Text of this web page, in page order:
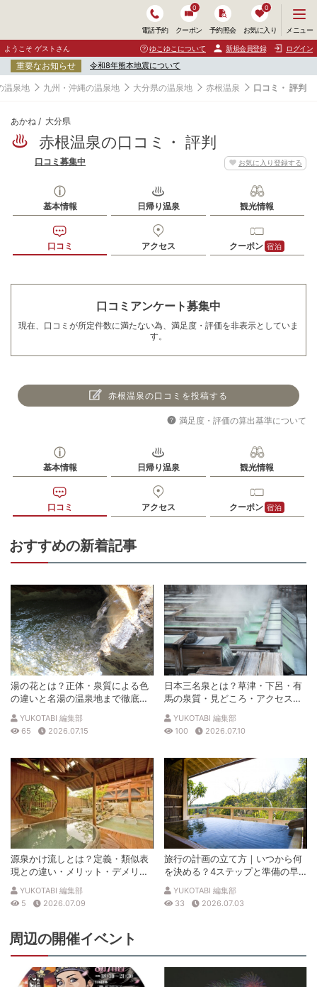
電話予約 クーポン
0
予約照会 お気に入り
0
ニ
ュ
ー
開
く
メニュー
ようこそ ゲストさん ゆこゆこについて 新規会員登録 ログイン
重要なお知らせ 令和8年熊本地震について
温泉地 九州・沖縄の温泉地 大分県の温泉地 赤根温泉 口コミ・ 評判
あかね 大分県
赤根温泉の口コミ・ 評判
お気に入り登録する
口コミ募集中
基本情報 日帰り温泉 観光情報
口コミ アクセス クーポン 宿泊
口コミアンケート募集中
現在、口コミが所定件数に満たない為、満足度・評価を非表示としていま
す。
赤根温泉の口コミを投稿する
満足度・評価の算出基準について
基本情報 日帰り温泉 観光情報
口コミ アクセス クーポン 宿泊
おすすめの新着記事
湯の花とは？正体・泉質による色
の違いと名湯の温泉地まで徹底解
説
YUKOTABI 編集部
65
2026.07.15
日本三名泉とは？草津・下呂・有
馬の泉質・見どころ・アクセスを
徹底解説
YUKOTABI 編集部
100
2026.07.10
源泉かけ流しとは？定義・類似表
現との違い・メリット・デメリッ
トを解説
YUKOTABI 編集部
5
2026.07.09
旅行の計画の立て方｜いつから何
を決める？4ステップと準備の早
見表
YUKOTABI 編集部
33
2026.07.03
周辺の開催イベント